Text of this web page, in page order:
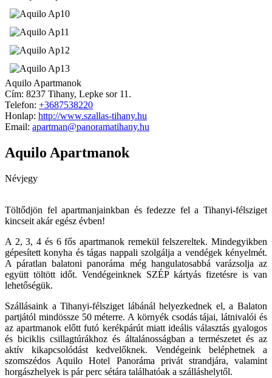
Aquilo Apartmanok
Cím: 8237 Tihany, Lepke sor 11.
Telefon: +3687538220
Honlap: http://www.szallas-tihany.hu
Email: apartman@panoramatihany.hu
Aquilo Apartmanok
Névjegy
Töltődjön fel apartmanjainkban és fedezze fel a Tihanyi-félsziget
kincseit akár egész évben!
A 2, 3, 4 és 6 fős apartmanok remekül felszereltek. Mindegyikben
gépesített konyha és tágas nappali szolgálja a vendégek kényelmét.
A páratlan balatoni panoráma még hangulatosabbá varázsolja az
együtt töltött időt. Vendégeinknek SZÉP kártyás fizetésre is van
lehetőségük.
Szállásaink a Tihanyi-félsziget lábánál helyezkednek el, a Balaton
partjától mindössze 50 méterre. A környék csodás tájai, látnivalói és
az apartmanok előtt futó kerékpárút miatt ideális választás gyalogos
és biciklis csillagtúrákhoz és általánosságban a természetet és az
aktív kikapcsolódást kedvelőknek. Vendégeink beléphetnek a
szomszédos Aquilo Hotel Panoráma privát strandjára, valamint
horgászhelyek is pár perc sétára találhatóak a szálláshelytől.